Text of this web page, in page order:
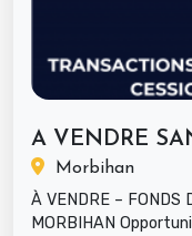
A VENDRE
Morbihan
À VENDRE – FONDS
MORBIHAN